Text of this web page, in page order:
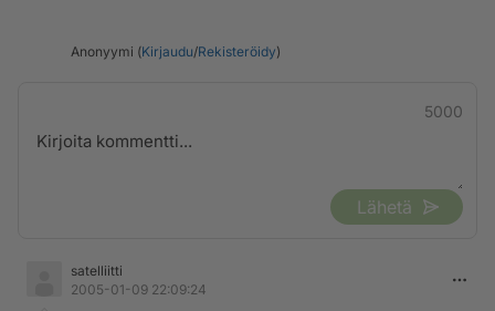
Anonyymi (Kirjaudu/Rekisteröidy)
5000
Lähetä
satelliitti
2005-01-09 22:09:24